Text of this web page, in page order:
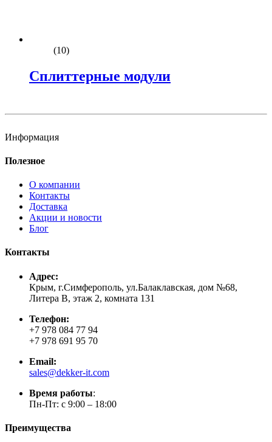
(10)
Сплиттерные модули
Информация
Полезное
О компании
Контакты
Доставка
Акции и новости
Блог
Контакты
Адрес:
Крым, г.Симферополь, ул.Балаклавская, дом №68,
Литера В, этаж 2, комната 131
Телефон:
+7 978 084 77 94
+7 978 691 95 70
Email:
sales@dekker-it.com
Время работы:
Пн-Пт: с 9:00 – 18:00
Преимущества